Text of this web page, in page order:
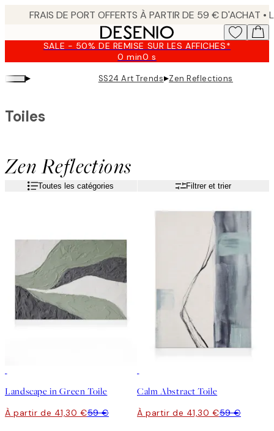
content.SALE - 50% DE REMISE SUR LES AFFICHES*
0 min0 s
Valable
jusqu'au
:
▸ SS24 Art Trends▸Zen Reflections
Zen Reflections
Toiles
Toutes les catégories Filtrer et trier
Landscape in Green Toile
À partir de 41,30 €59 €
Calm Abstract Toile
À partir de 41,30 €59 €